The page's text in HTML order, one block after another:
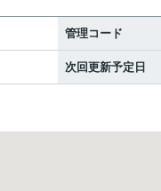
管理コード
次回更新予定日